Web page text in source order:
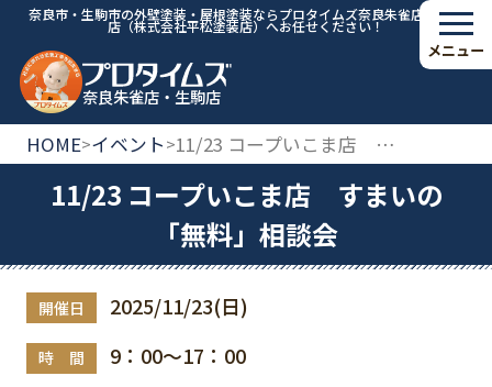
奈良市・生駒市の外壁塗装・屋根塗装ならプロタイムズ奈良朱雀店・生駒
店（株式会社平松塗装店）へお任せください！
奈良朱雀店・生駒店
メニュー
HOME>イベント> 11/23 コープいこま店 すまいの「無料」相談会
11/23 コープいこま店 すまいの
「無料」相談会
開催日 2025/11/23(日)
時 間 9：00～17：00